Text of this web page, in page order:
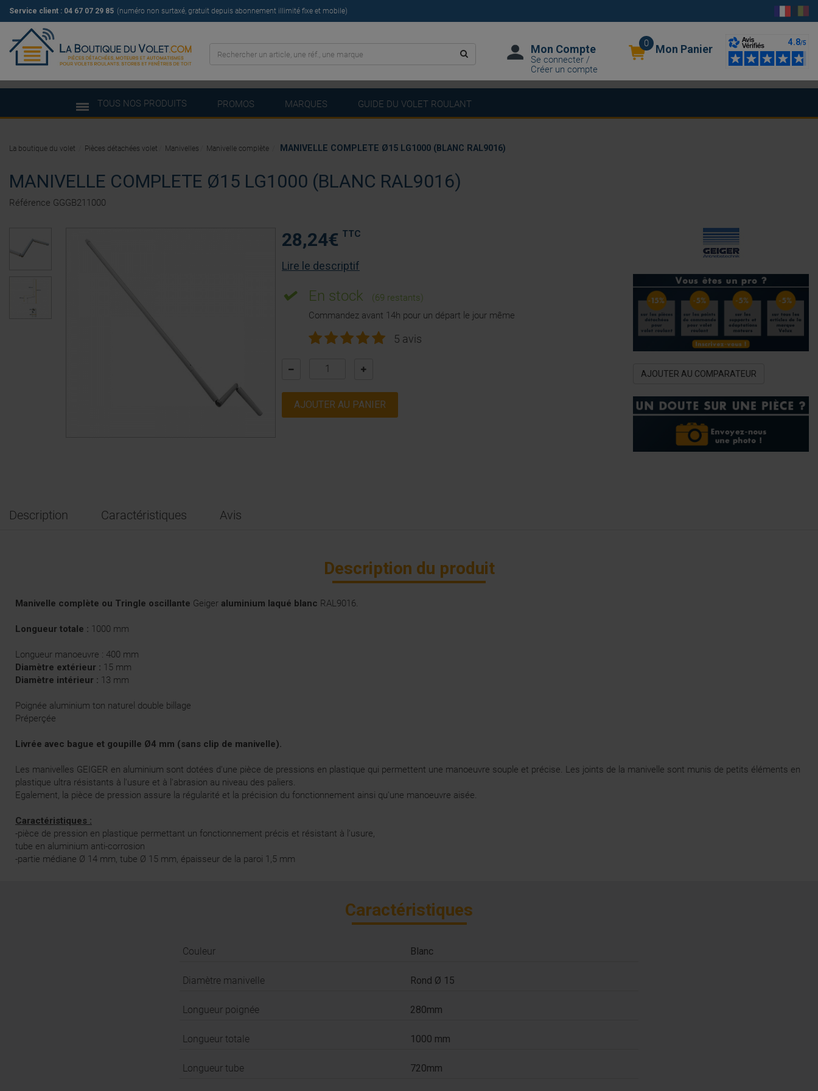
Service client : 04 67 07 29 85 (numéro non surtaxé, gratuit depuis abonnement illimité fixe et mobile)
Mon Compte
Se connecter /
Créer un compte
0 Mon Panier
TOUS NOS PRODUITS PROMOS MARQUES GUIDE DU VOLET ROULANT
MANIVELLE COMPLETE Ø15 LG1000 (BLANC RAL9016)
Référence GGGB211000
28,24€ TTC
Lire le descriptif
En stock
(69 restants)
Commandez avant 14h pour un départ le jour même
5 avis
AJOUTER AU PANIER
AJOUTER AU COMPARATEUR
Description Caractéristiques Avis
Description du produit
Manivelle complète ou Tringle oscillante Geiger aluminium laqué blanc RAL9016.
Longueur totale : 1000 mm
Longueur manoeuvre : 400 mm
Diamètre extérieur : 15 mm
Diamètre intérieur : 13 mm
Poignée aluminium ton naturel double billage
Préperçée
Livrée avec bague et goupille Ø4 mm (sans clip de manivelle).
Les manivelles GEIGER en aluminium sont dotées d'une pièce de pressions en plastique qui permettent une manoeuvre souple et précise. Les joints de la manivelle sont munis de petits éléments en
plastique ultra résistants à l'usure et à l'abrasion au niveau des paliers.
Egalement, la pièce de pression assure la régularité et la précision du fonctionnement ainsi qu'une manoeuvre aisée.
Caractéristiques :
-pièce de pression en plastique permettant un fonctionnement précis et résistant à l’usure,
tube en aluminium anti-corrosion
-partie médiane Ø 14 mm, tube Ø 15 mm, épaisseur de la paroi 1,5 mm
Caractéristiques
Couleur Blanc
Diamètre manivelle Rond Ø 15
Longueur poignée 280mm
Longueur totale 1000 mm
Longueur tube 720mm
La boutique du volet Pièces détachées volet Manivelles Manivelle complète MANIVELLE COMPLETE Ø15 LG1000 (BLANC RAL9016)